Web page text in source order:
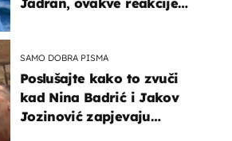
Jadran, ovakve reakcije
SAMO DOBRA PISMA
Poslušajte kako to zvuči
kad Nina Badrić i Jakov
Jozinović zapjevaju